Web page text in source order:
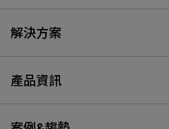
解決方案
產品資訊